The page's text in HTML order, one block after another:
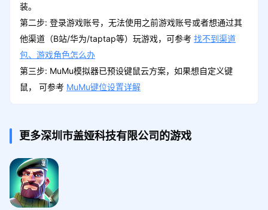
装。
第二步: 登录游戏账号，无法使用之前游戏账号或者想通过其
他渠道（B站/华为/taptap等）玩游戏，可参考 找不到渠道
包、游戏角色怎么办
第三步: MuMu模拟器已预设键鼠云方案，如果想自定义键
鼠， 可参考 MuMu键位设置详解
更多深圳市盖娅科技有限公司的游戏